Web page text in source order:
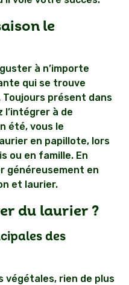
le
à n’importe
qui se trouve
Toujours présent dans
l’intégrer à de
été, vous le
en papillote, lors
ou en famille. En
généreusement en
et laurier.
du laurier ?
des
végétales, rien de plus